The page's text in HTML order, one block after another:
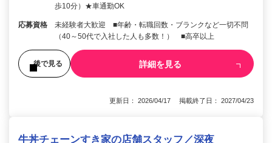
歩10分）★車通勤OK
応募資格
未経験者大歓迎 ■年齢・転職回数・ブランクなど一切不問
（40～50代で入社した人も多数！） ■高卒以上
後で見る 詳細を見る
更新日： 2026/04/17 掲載終了日： 2027/04/23
牛丼チェーンすき家の店舗スタッフ／深夜